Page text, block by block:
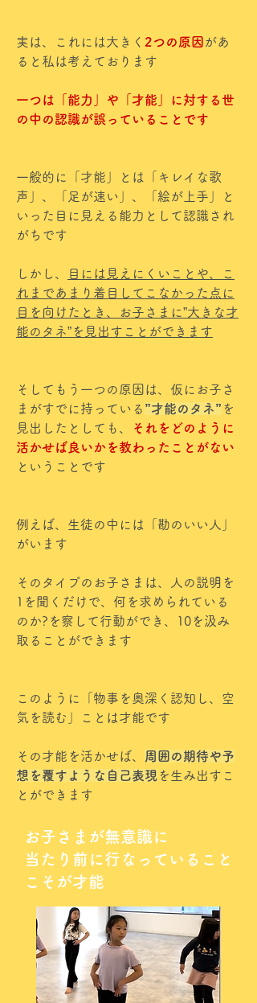
実は、これには大きく 2つの原因があ
ると私は考えております
一つは「能力」や「才能」に対する世
の中の認識が誤っていることです
一般的に「才能」とは「キレイな歌
声」、「足が速い」、「絵が上手」と
いった目に見える能力として認識され
がちです
しかし、
目には見えにくいことや、こ
れまであまり着目してこなかった点に
目を向けたとき、お子さまに”大きな才
能のタネ”を見出すことができます
そしてもう一つの原因は、仮にお子さ
まがすでに持っている ”才能のタネ” を
見出したとしても、
それをどのように
活かせば良いかを教わったことがない
ということです
例えば、生徒の中には「勘のいい人」
がいます
そのタイプのお子さまは、人の説明を
1を聞くだけで、何を求められている
のか?を察して行動ができ、10を汲み
取ることができます
このように「物事を奥深く認知し、空
気を読む」ことは才能です
その才能を活かせば、
周囲の期待や予
想を覆すような自己表現 を生み出すこ
とができます
お子さまが無意識に
当たり前に行なっていること
こそが才能